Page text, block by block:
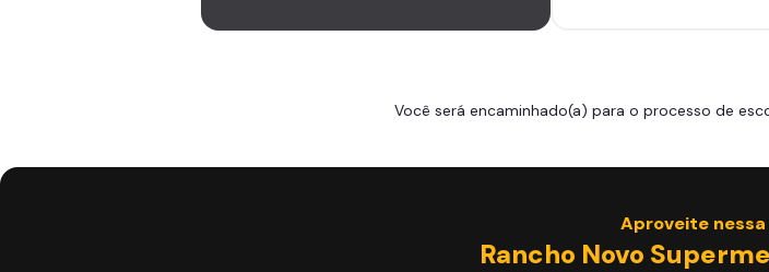
Você será encaminhado(a) para o processo de
Aproveite
Rancho Novo